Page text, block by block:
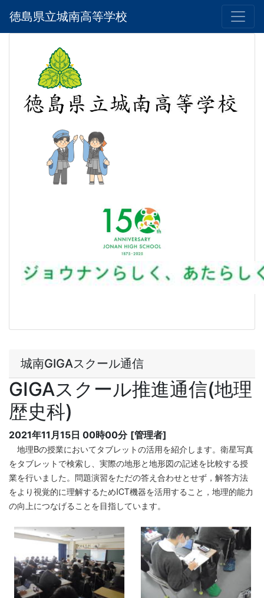
徳島県立城南高等学校
城南GIGAスクール通信
GIGAスクール推進通信(地理
歴史科)
2021年11月15日 00時00分 [管理者]
地理Bの授業においてタブレットの活用を紹介します。衛星写真
をタブレットで検索し、実際の地形と地形図の記述を比較する授
業を行いました。問題演習をただの答え合わせとせず，解答方法
をより視覚的に理解するためICT機器を活用すること，地理的能力
の向上につなげることを目指しています。